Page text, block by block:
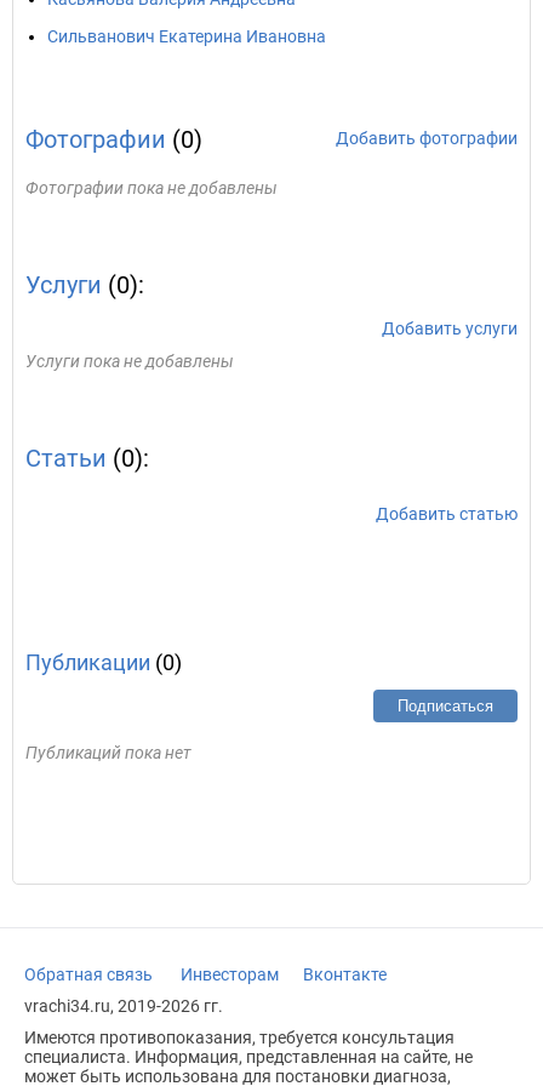
Сильванович Екатерина Ивановна
Фотографии (0) Добавить фотографии
Фотографии пока не добавлены
Услуги (0):
Добавить услуги
Услуги пока не добавлены
Статьи (0):
Добавить статью
Публикации (0)
Подписаться
Публикаций пока нет
Обратная связь Инвесторам
Вконтакте
vrachi34.ru, 2019-2026 гг.
Имеются противопоказания, требуется консультация
специалиста. Информация, представленная на сайте, не
может быть использована для постановки диагноза,